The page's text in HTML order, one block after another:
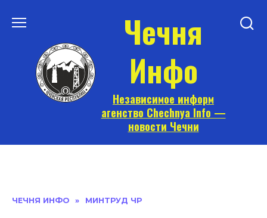
Чечня
Инфо
Независимое информ
агенство Chechnya Info —
новости Чечни
ЧЕЧНЯ ИНФО » МИНТРУД ЧР